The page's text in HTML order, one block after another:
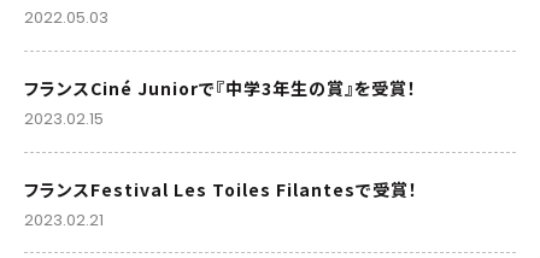
2022.05.03
フランスCiné Juniorで『中学3年生の賞』を受賞！
2023.02.15
フランスFestival Les Toiles Filantesで受賞！
2023.02.21